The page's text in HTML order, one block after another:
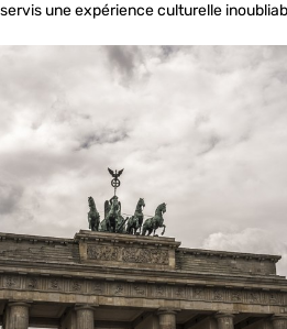
une expérience culturelle